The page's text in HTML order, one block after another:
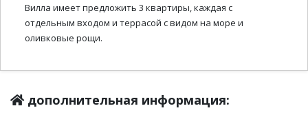
Вилла имеет предложить 3 квартиры, каждая с
отдельным входом и террасой с видом на море и
оливковые рощи.
дополнительная информация: